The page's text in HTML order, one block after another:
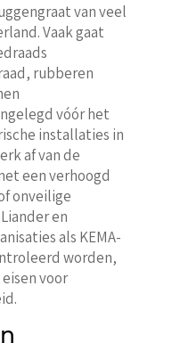
van veel
Vaak gaat
rubberen
vóór het
installaties in
af van de
een verhoogd
onveilige
en
als KEMA-
worden,
voor